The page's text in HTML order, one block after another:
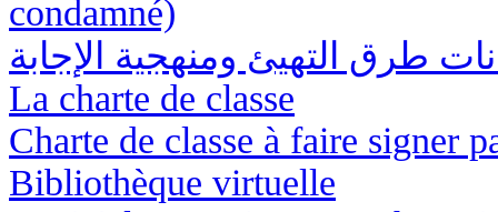
condamné)
طرق التهيئ ومنهجية الإجابة
La charte de classe
Charte de classe à faire signer
Bibliothèque virtuelle